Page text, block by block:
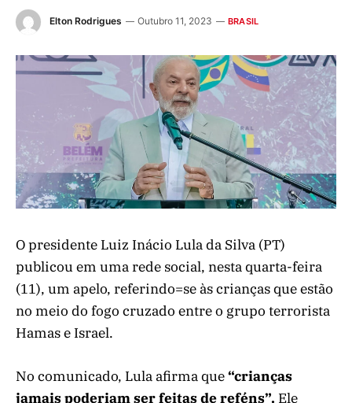
Elton Rodrigues Outubro 11, 2023 BRASIL
O presidente Luiz Inácio Lula da Silva (PT)
publicou em uma rede social, nesta quarta-feira
(11), um apelo, referindo=se às crianças que estão
no meio do fogo cruzado entre o grupo terrorista
Hamas e Israel.
No comunicado, Lula afirma que“crianças
jamais poderiam ser feitas de reféns”. Ele